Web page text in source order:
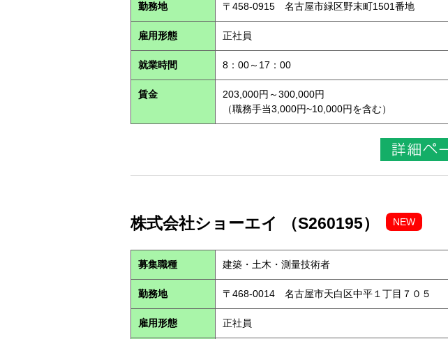
勤務地 〒458-0915 名古屋市緑区野末町1501番地
雇用形態 正社員
就業時間 8：00～17：00
賃金
203,000円～300,000円
（職務手当3,000円~10,000円を含む）
株式会社ショーエイ （S260195） NEW
募集職種 建築・土木・測量技術者
勤務地 〒468-0014 名古屋市天白区中平１丁目７０５
雇用形態 正社員